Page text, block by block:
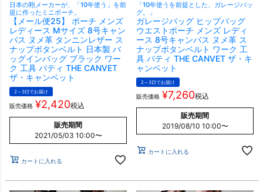
日本の鞄メーカーが、「10年使う」を前
提に作ったミニポーチ。
【メール便25】 ポーチ メンズ
レディース Mサイズ 8号キャン
バス ヌメ革 タンニンレザー ス
ナップボタンベルト 日本製 バ
ッグインバッグ ブラック ワー
ク 工具 パティ THE CANVET
ザ・キャンベット
2～3日でお届け
販売価格 ¥2,420税込
販売期間
2021/05/03 10:00〜
カートに入れる
「10年使うを前提とした、ガレージバッ
グ。」
ガレージバッグ ヒップバッグ
ウエストポーチ メンズ レディ
ース 8号キャンバス ヌメ革 ス
ナップボタンベルト ワーク 工
具 パティ THE CANVET ザ・キ
ャンベット
2～3日でお届け
販売価格 ¥7,260税込
販売期間
2019/08/10 10:00〜
カートに入れる